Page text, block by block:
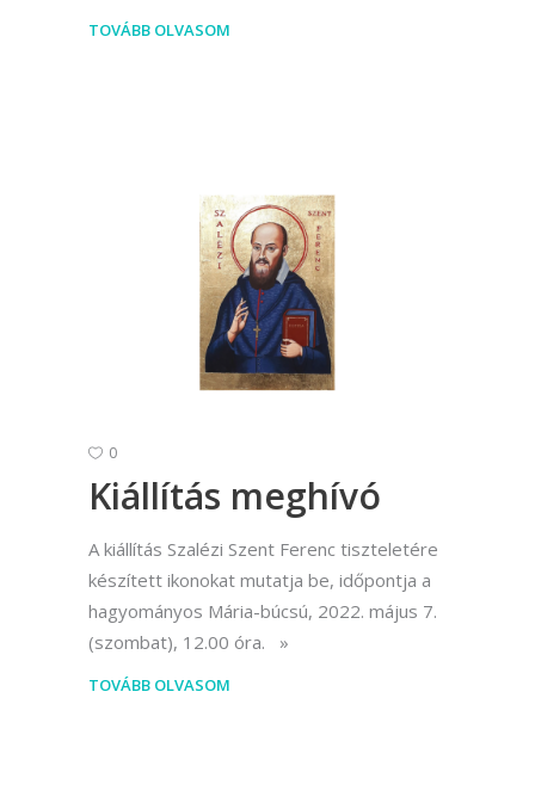
TOVÁBB OLVASOM
0
Kiállítás meghívó
A kiállítás Szalézi Szent Ferenc tiszteletére
készített ikonokat mutatja be, időpontja a
hagyományos Mária-búcsú, 2022. május 7.
(szombat), 12.00 óra.
TOVÁBB OLVASOM